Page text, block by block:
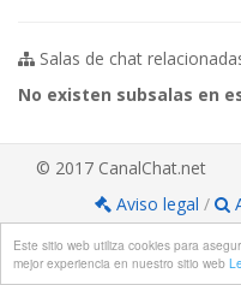
Este sitio web utiliza cookies para
mejor experiencia en nuestro sitio web
Salas de chat
No existen subsalas en
© 2017 CanalChat.net
Aviso legal /